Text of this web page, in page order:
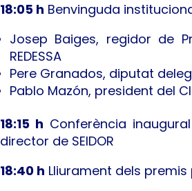
18:05 h Benvinguda
Josep Baiges, regidor de
REDESSA
Pere Granados, diputat
Pablo Mazón, president del
18:15 h Conferència
director de SEIDOR
18:40 h Lliurament dels